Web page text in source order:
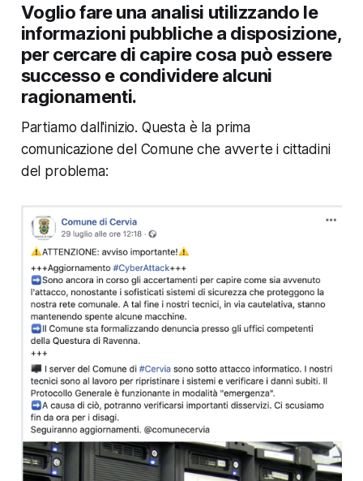
Voglio fare una analisi utilizzando le
informazioni pubbliche a disposizione,
per cercare di capire cosa può essere
successo e condividere alcuni
ragionamenti.
Partiamo dall'inizio. Questa è la prima
comunicazione del Comune che avverte i cittadini
del problema: